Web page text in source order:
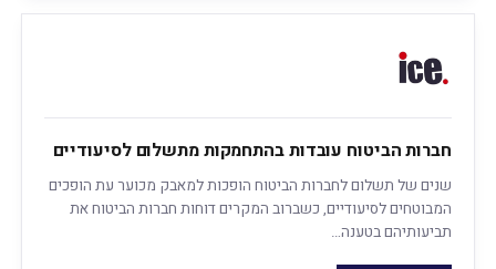
חברות הביטוח עובדות בהתחמקות מתשלום לסיעודיים
שנים של תשלום לחברות הביטוח הופכות למאבק מכוער עת הופכים
המבוטחים לסיעודיים, כשברוב המקרים דוחות חברות הביטוח את
תביעותיהם בטענה…